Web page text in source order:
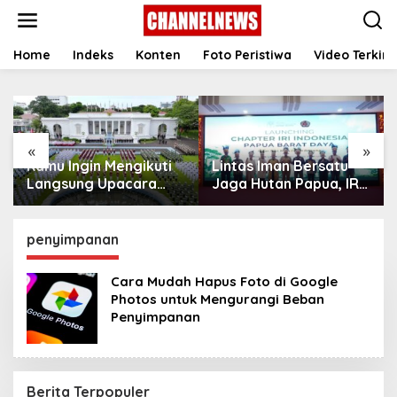
t
Home Indeks Konten Foto Peristiwa Video Terkini
« »
Kamu Ingin Mengikuti
Langsung Upacara
HUT Ke-81
Istana? Ini Link
Pendaftaran Resminya
di Sini
Lintas Iman Bersatu
Jaga Hutan Papua, IRI
Indonesia Resmikan
penyimpanan
Cara Mudah Hapus Foto di Google
Photos untuk Mengurangi Beban
‎Penyimpanan
Berita Terpopuler